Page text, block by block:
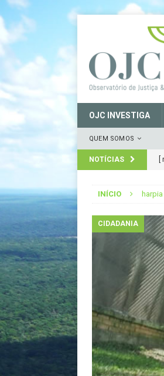
OJC INVESTIGA
QUEM SOMOS
NOTÍCIAS
[
[
[
[
[
INÍCIO harpia
CIDADANIA